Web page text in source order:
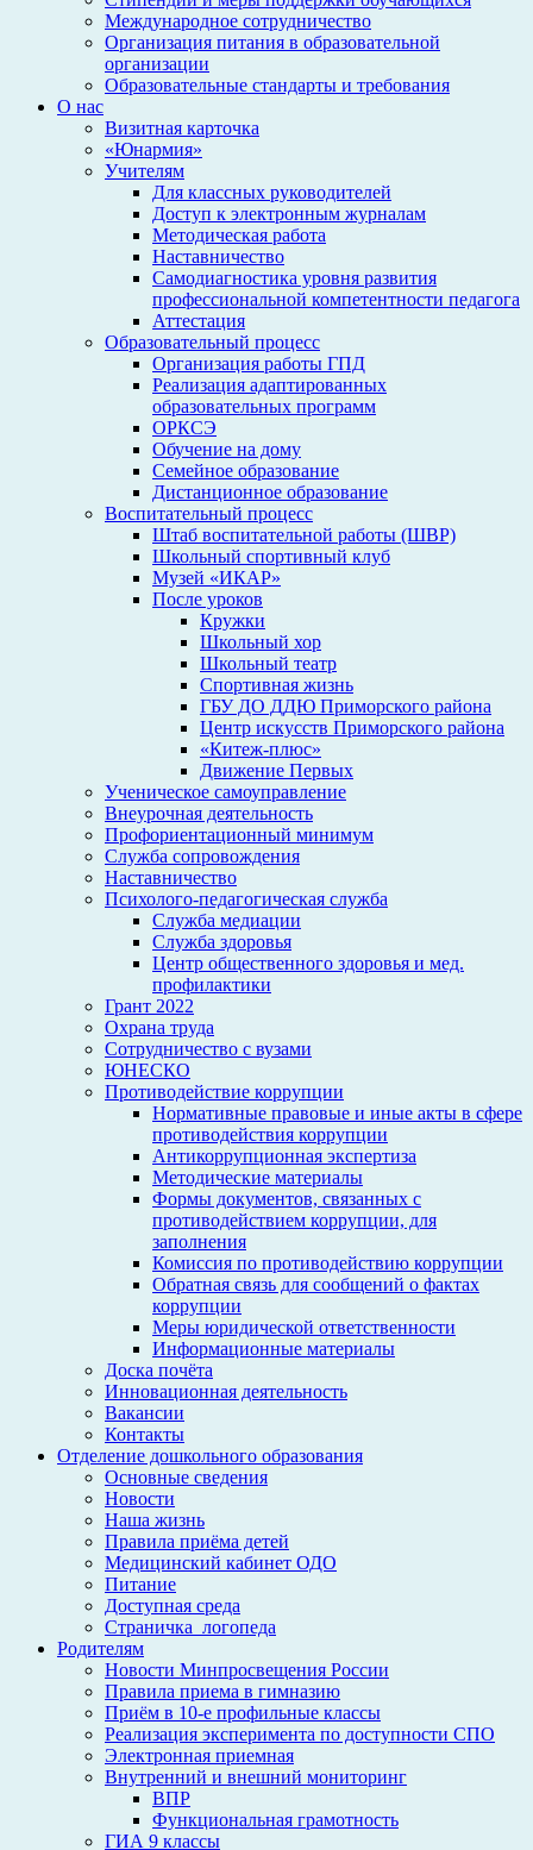
Международное сотрудничество
Организация питания в образовательной
организации
Образовательные стандарты и требования
О нас
Визитная карточка
«Юнармия»
Учителям
Для классных руководителей
Доступ к электронным журналам
Методическая работа
Наставничество
Самодиагностика уровня развития
профессиональной компетентности педагога
Аттестация
Образовательный процесс
Организация работы ГПД
Реализация адаптированных
образовательных программ
ОРКСЭ
Обучение на дому
Семейное образование
Дистанционное образование
Воспитательный процесс
Штаб воспитательной работы (ШВР)
Школьный спортивный клуб
Музей «ИКАР»
После уроков
Кружки
Школьный хор
Школьный театр
Спортивная жизнь
ГБУ ДО ДДЮ Приморского района
Центр искусств Приморского района
«Китеж-плюс»
Движение Первых
Ученическое самоуправление
Внеурочная деятельность
Профориентационный минимум
Служба сопровождения
Наставничество
Психолого-педагогическая служба
Служба медиации
Служба здоровья
Центр общественного здоровья и мед.
профилактики
Грант 2022
Охрана труда
Сотрудничество с вузами
ЮНЕСКО
Противодействие коррупции
Нормативные правовые и иные акты в сфере
противодействия коррупции
Антикоррупционная экспертиза
Методические материалы
Формы документов, связанных с
противодействием коррупции, для
заполнения
Комиссия по противодействию коррупции
Обратная связь для сообщений о фактах
коррупции
Меры юридической ответственности
Информационные материалы
Доска почёта
Инновационная деятельность
Вакансии
Контакты
Отделение дошкольного образования
Основные сведения
Новости
Наша жизнь
Правила приёма детей
Медицинский кабинет ОДО
Питание
Доступная среда
Страничка_логопеда
Родителям
Новости Минпросвещения России
Правила приема в гимназию
Приём в 10-е профильные классы
Реализация эксперимента по доступности СПО
Электронная приемная
Внутренний и внешний мониторинг
ВПР
Функциональная грамотность
ГИА 9 классы